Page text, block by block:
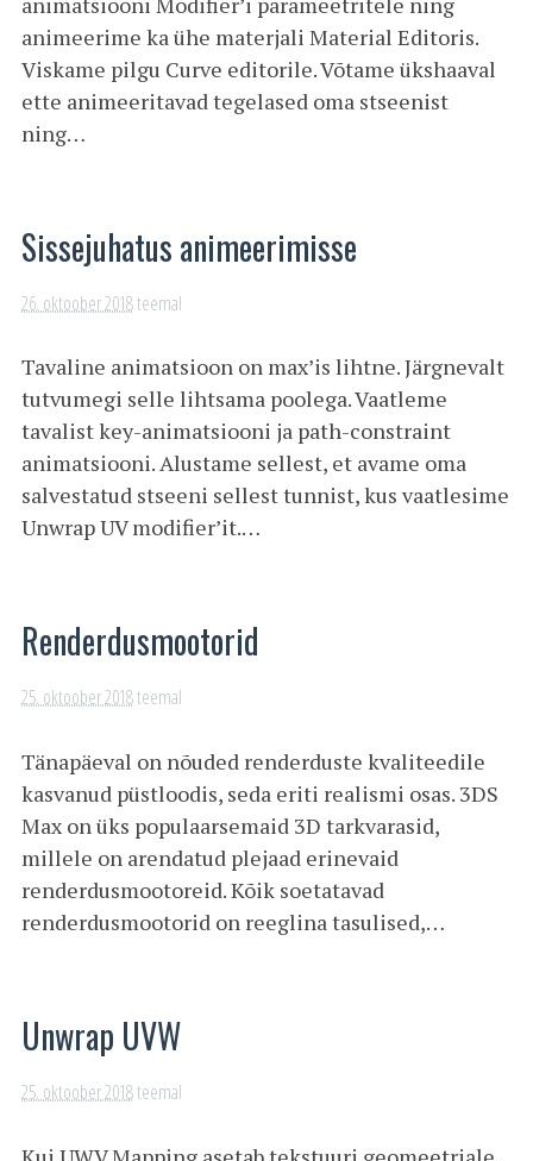
animeerime ka ühe materjali Material Editoris.
Viskame pilgu Curve editorile. Võtame ükshaaval
ette animeeritavad tegelased oma stseenist
ning…
Sissejuhatus animeerimisse
26. oktoober 2018teemal
Tavaline animatsioon on max’is lihtne. Järgnevalt
tutvumegi selle lihtsama poolega. Vaatleme
tavalist key-animatsiooni ja path-constraint
animatsiooni. Alustame sellest, et avame oma
salvestatud stseeni sellest tunnist, kus vaatlesime
Unwrap UV modifier’it.…
Renderdusmootorid
25. oktoober 2018teemal
Tänapäeval on nõuded renderduste kvaliteedile
kasvanud püstloodis, seda eriti realismi osas. 3DS
Max on üks populaarsemaid 3D tarkvarasid,
millele on arendatud plejaad erinevaid
renderdusmootoreid. Kõik soetatavad
renderdusmootorid on reeglina tasulised,…
Unwrap UVW
25. oktoober 2018teemal